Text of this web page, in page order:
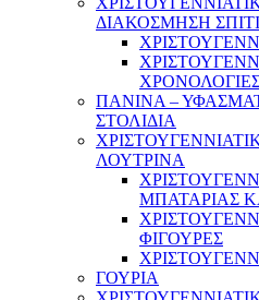
ΔΙΑΚΟΣΜΗΣΗ
ΠΑΝΙΝΑ –
ΣΤΟΛΙΔΙΑ
ΛΟΥΤΡΙΝΑ
ΜΠΑΤΑΡΙΑΣ
ΦΙΓΟΥΡΕΣ
ΓΟΥΡΙΑ